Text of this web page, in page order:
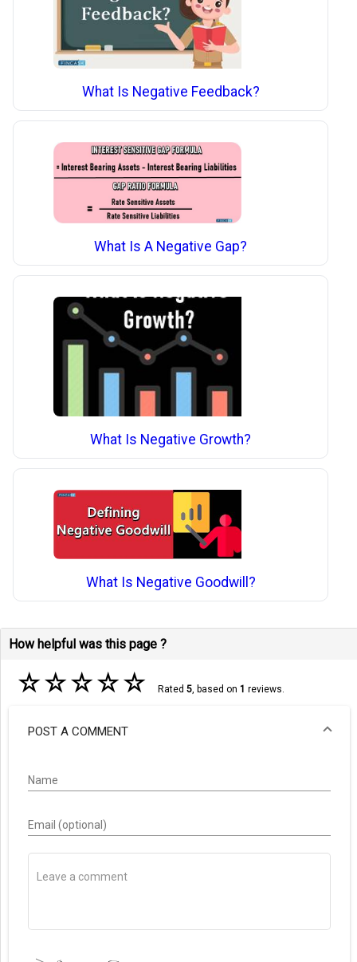
What Is Negative Feedback?
What Is A Negative Gap?
What Is Negative Growth?
What Is Negative Goodwill?
How helpful was this page ?
☆☆☆☆☆ Rated 5, based on 1 reviews.
POST A COMMENT
Name
Email (optional)